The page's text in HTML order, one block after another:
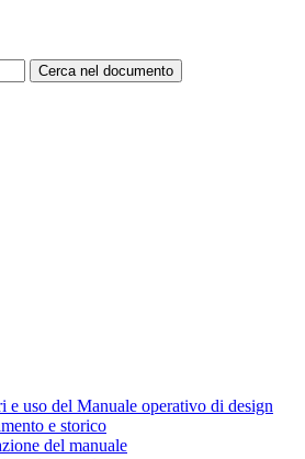
Cerca nel documento
e uso del Manuale operativo di design
e storico
del manuale